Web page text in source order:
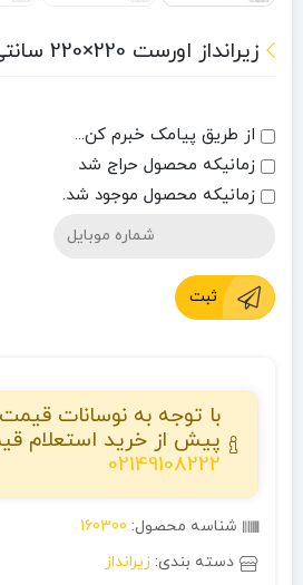
زیرانداز اورست 220×220 سانتی متر
از طریق پیامک خبرم کن...
زمانیکه محصول حراج شد
زمانیکه محصول موجود شد.
ثبت
با توجه به نوسانات قیمت
پیش از خرید استعلام
02149108222
شناسه محصول: 160300
دسته بندی: زیرانداز